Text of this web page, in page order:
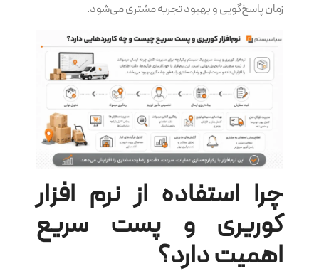
زمان پاسخ‌گویی و بهبود تجربه مشتری می‌شود.
چرا استفاده از نرم‌ افزار
کوریری و پست سریع
اهمیت دارد؟